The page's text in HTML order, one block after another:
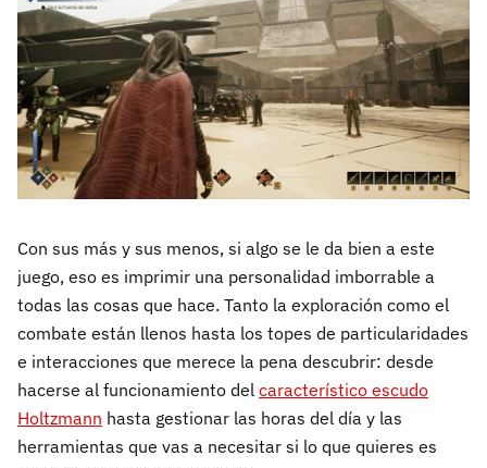
Con sus más y sus menos, si algo se le da bien a este
juego, eso es imprimir una personalidad imborrable a
todas las cosas que hace. Tanto la exploración como el
combate están llenos hasta los topes de particularidades
e interacciones que merece la pena descubrir: desde
hacerse al funcionamiento del característico escudo
Holtzmann hasta gestionar las horas del día y las
herramientas que vas a necesitar si lo que quieres es